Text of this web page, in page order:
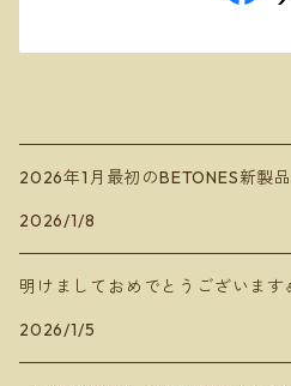
2026年1月最初のBETONES新製品
2026/1/8
明けましておめでとうございます
2026/1/5